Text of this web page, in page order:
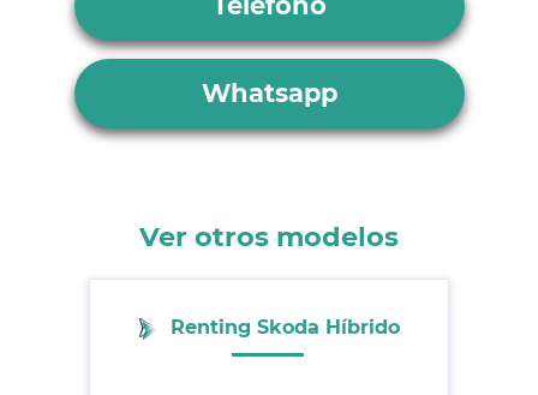
Whatsapp
Ver otros modelos
Renting Skoda Híbrido